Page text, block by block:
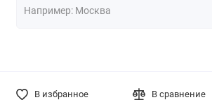
В избранное В сравнение